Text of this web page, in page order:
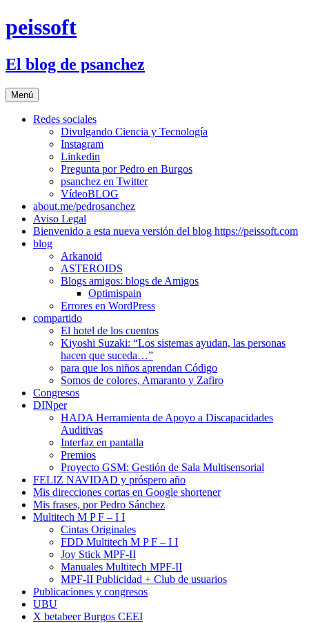
Saltar
al
peissoft
El blog de psanchez
Menú
Redes sociales
Divulgando Ciencia y Tecnología
Instagram
Linkedin
Pregunta por Pedro en Burgos
psanchez en Twitter
VídeoBLOG
about.me/pedrosanchez
Aviso Legal
Bienvenido a esta nueva versión del blog https://peissoft.com
blog
Arkanoid
ASTEROIDS
Blogs amigos: blogs de Amigos
Optimispain
Errores en WordPress
compartido
El hotel de los cuentos
Kiyoshi Suzaki: “Los sistemas ayudan, las personas
hacen que suceda…”
para que los niños aprendan Código
Somos de colores, Amaranto y Zafiro
Congresos
DINper
HADA Herramienta de Apoyo a Discapacidades
Auditivas
Interfaz en pantalla
Premios
Proyecto GSM: Gestión de Sala Multisensorial
FELIZ NAVIDAD y próspero año
Mis direcciones cortas en Google shortener
Mis frases, por Pedro Sánchez
Multitech M P F – I I
Cintas Originales
FDD Multitech M P F – I I
Joy Stick MPF-II
Manuales Multitech MPF-II
MPF-II Publicidad + Club de usuarios
Publicaciones y congresos
UBU
X betabeer Burgos CEEI